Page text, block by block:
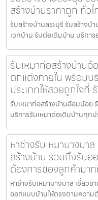
สร้างบ้านราคาถูก ทั่วไ
รับสร้างบ้านสระบุรี รับสร้างบ้
เวทบ้าน รับต่อเติมบ้าน บริกา
รับเหมาก่อสร้างบ้าน
ตกแต่งภายใน พร้อมบ
ประเภทให้สวยถูกใจที่
รับเหมาก่อสร้างบ้านอ้อมน้อย
บริการรับเหมาต่อเติมบ้านทุกป
หาช่างรับเหมาบางบา
สร้างบ้าน รวมถึงรับอ
ต้องการของลูกค้ามา
หาช่างรับเหมาบางบาล เชี่ยว
ออกแบบบ้านให้ตรงตามความ